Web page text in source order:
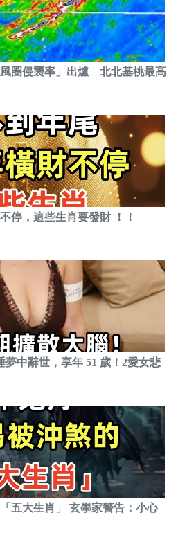
圈侵襲率」出爐 北北基桃最高
停，這些生肖要發財 ！！
中辭世，享年 51 歲！2愛女悲
五大生肖」 玄學家警告：小心